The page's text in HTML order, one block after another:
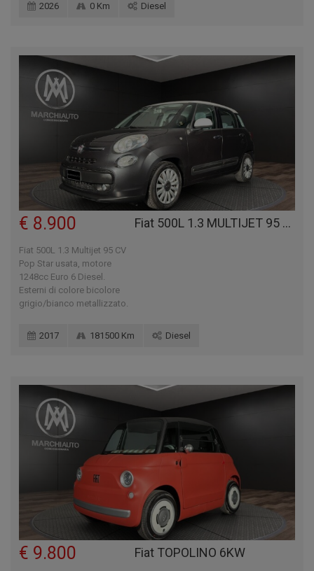
2026 0 Km Diesel
Fiat 500L 1.3 MULTIJET 95 CV POP STAR
€ 8.900
Fiat 500L 1.3 Multijet 95 CV
Pop Star usata, motore
1248cc Euro 6 Diesel.
Esterni di colore bicolore
grigio/bianco metallizzato.
2017 181500 Km Diesel
Fiat TOPOLINO 6KW
€ 9.800